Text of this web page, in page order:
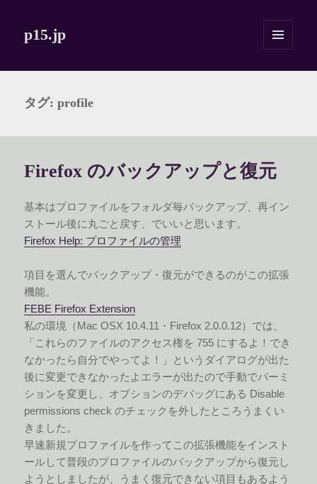
p15.jp
タグ:profile
Firefox のバックアップと復元
基本はプロファイルをフォルダ毎バックアップ、再イン
ストール後に丸ごと戻す、でいいと思います。
Firefox Help: プロファイルの管理
項目を選んでバックアップ・復元ができるのがこの拡張
機能。
FEBE Firefox Extension
私の環境（Mac OSX 10.4.11・Firefox 2.0.0.12）では、
「これらのファイルのアクセス権を 755 にするよ！でき
なかったら自分でやってよ！」というダイアログが出た
後に変更できなかったよエラーが出たので手動でパーミ
ションを変更し、オプションのデバッグにある Disable
permissions check のチェックを外したところうまくい
きました。
早速新規プロファイルを作ってこの拡張機能をインスト
ールして普段のプロファイルのバックアップから復元し
ようとしましたが、うまく復元できない項目もあるよう